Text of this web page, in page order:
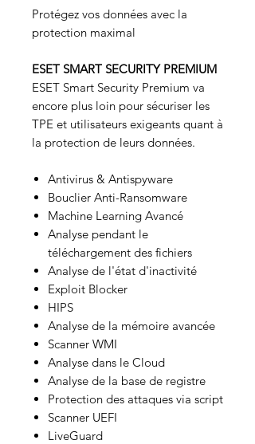
Protégez vos données avec la
protection maximal
ESET SMART SECURITY PREMIUM
ESET Smart Security Premium va
encore plus loin pour sécuriser les
TPE et utilisateurs exigeants quant à
la protection de leurs données.
Antivirus & Antispyware
Bouclier Anti-Ransomware
Machine Learning Avancé
Analyse pendant le
téléchargement des fichiers
Analyse de l'état d'inactivité
Exploit Blocker
HIPS
Analyse de la mémoire avancée
Scanner WMI
Analyse dans le Cloud
Analyse de la base de registre
Protection des attaques via script
Scanner UEFI
LiveGuard